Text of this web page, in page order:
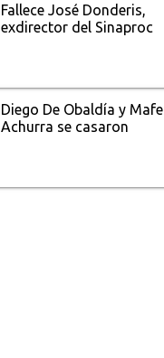
Fallece José Donderis,
exdirector del Sinaproc
Diego De Obaldía y Mafe
Achurra se casaron